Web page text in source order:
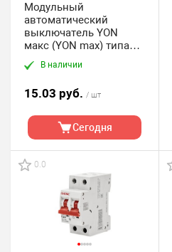
Модульный
автоматический
выключатель YON
макс (YON max) типа
MD63, 2 полюс,хар-ка C,
16А, 4,5кА DKC
В наличии
15.03 руб. / шт
Сегодня
0.0